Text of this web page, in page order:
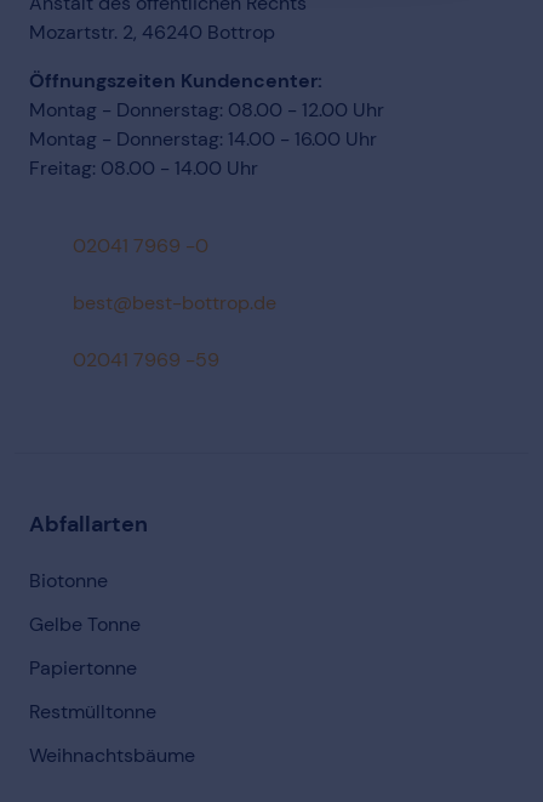
Mozartstr. 2, 46240 Bottrop
Öffnungszeiten Kundencenter:
Montag - Donnerstag: 08.00 - 12.00 Uhr
Montag - Donnerstag: 14.00 - 16.00 Uhr
Freitag: 08.00 - 14.00 Uhr
02041 7969 -0
ed.porttob-tseb@tseb
02041 7969 -59
Abfallarten
Biotonne
Gelbe Tonne
Papiertonne
Restmülltonne
Weihnachtsbäume